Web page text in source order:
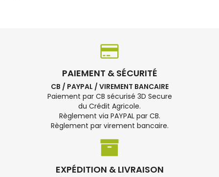
PAIEMENT & SÉCURITÉ
CB / PAYPAL / VIREMENT BANCAIRE
Paiement par CB sécurisé 3D Secure
du Crédit Agricole.
Règlement via PAYPAL par CB.
Règlement par virement bancaire.
EXPÉDITION & LIVRAISON